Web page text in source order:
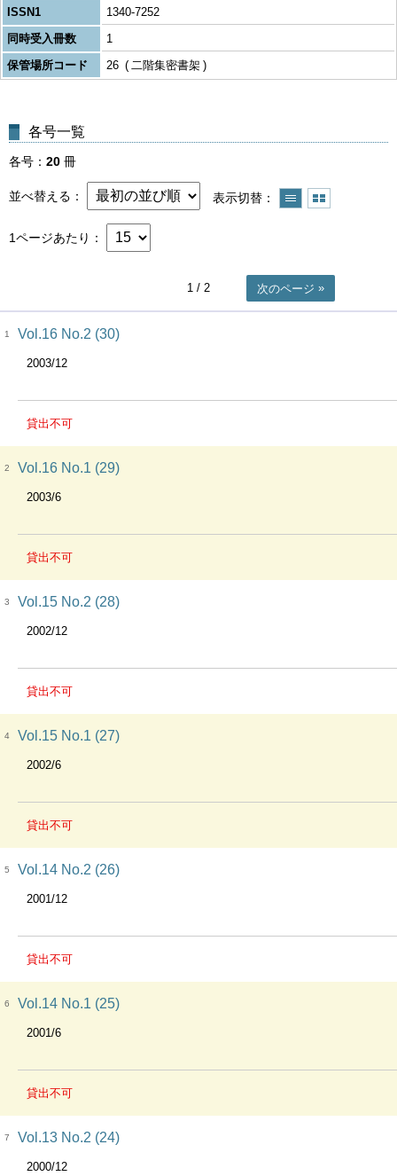
ISSN1
1340-7252
同時受入冊数
1
保管場所コード
26 二階集密書架
各号一覧
各号 20 冊
並べ替える 表示切替
1ページあたり
1 / 2 次のページ
1 Vol.16 No.2 (30)
2003/12
貸出不可
2 Vol.16 No.1 (29)
2003/6
貸出不可
3 Vol.15 No.2 (28)
2002/12
貸出不可
4 Vol.15 No.1 (27)
2002/6
貸出不可
5 Vol.14 No.2 (26)
2001/12
貸出不可
6 Vol.14 No.1 (25)
2001/6
貸出不可
7 Vol.13 No.2 (24)
2000/12